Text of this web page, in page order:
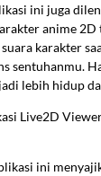
ini juga
anime
karakter
sentuhanmu.
lebih hidup
Live2D
ini